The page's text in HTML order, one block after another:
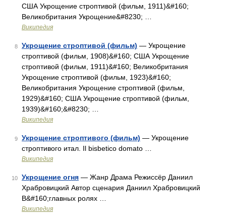
США Укрощение строптивой (фильм, 1911)&#160;
Великобритания Укрощение&#8230; …
Википедия
8 Укрощение строптивой (фильм) — Укрощение
строптивой (фильм, 1908)&#160; США Укрощение
строптивой (фильм, 1911)&#160; Великобритания
Укрощение строптивой (фильм, 1923)&#160;
Великобритания Укрощение строптивой (фильм,
1929)&#160; США Укрощение строптивой (фильм,
1939)&#160;&#8230; …
Википедия
9 Укрощение строптивого (фильм) — Укрощение
строптивого итал. Il bisbetico domato …
Википедия
10 Укрощение огня — Жанр Драма Режиссёр Даниил
Храбровицкий Автор сценария Даниил Храбровицкий
В&#160;главных ролях …
Википедия